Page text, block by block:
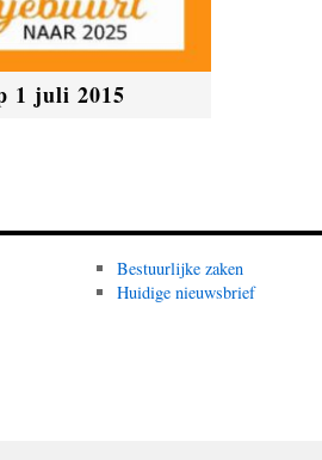
1 juli 2015
Bestuurlijke zaken
Huidige nieuwsbrief